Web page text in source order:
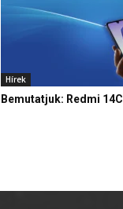
Hírek
Bemutatjuk: Redmi 14C